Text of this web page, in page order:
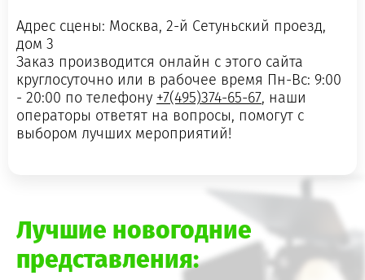
Адрес сцены: Москва, 2-й Сетуньский проезд,
дом 3
Заказ производится онлайн с этого сайта
круглосуточно или в рабочее время Пн-Вс: 9:00
- 20:00 по телефону +7(495)374-65-67, наши
операторы ответят на вопросы, помогут с
выбором лучших мероприятий!
Лучшие новогодние
представления: